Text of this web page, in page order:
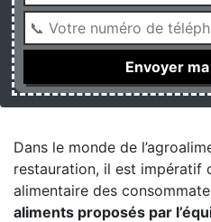
Dans le monde de
restauration, il est impératif
alimentaire des
aliments proposés par